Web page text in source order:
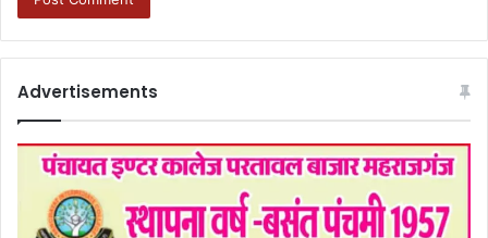
Advertisements